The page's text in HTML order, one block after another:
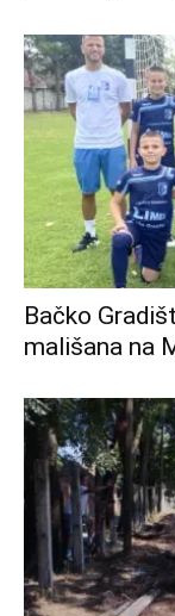
Bačko
mališana na